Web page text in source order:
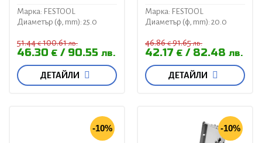
Марка: FESTOOL
Диаметър (ф, mm): 25.0
51.44€100.61лв.
46.30 € 90.55 лв.
ДЕТАЙЛИ
Марка: FESTOOL
Диаметър (ф, mm): 20.0
46.86€91.65лв.
42.17 € 82.48 лв.
ДЕТАЙЛИ
-10% -10%